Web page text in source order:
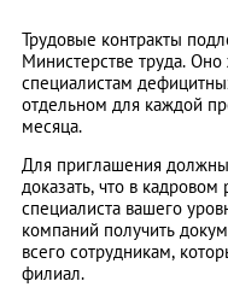
Трудовые контракты
Министерстве труда.
специалистам
отдельном для каждой
месяца.
Для приглашения
доказать, что в
специалиста вашего
компаний получить
всего сотрудникам,
филиал.